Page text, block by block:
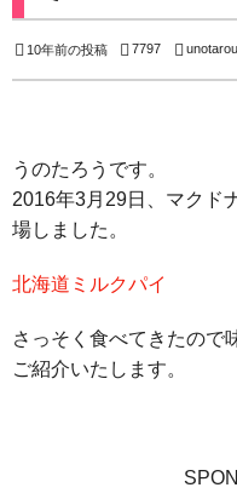
10年前の投稿 7797 unotarou
うのたろうです。
2016年3月29日、マクド
場しました。
北海道ミルクパイ
さっそく食べてきたので
ご紹介いたします。